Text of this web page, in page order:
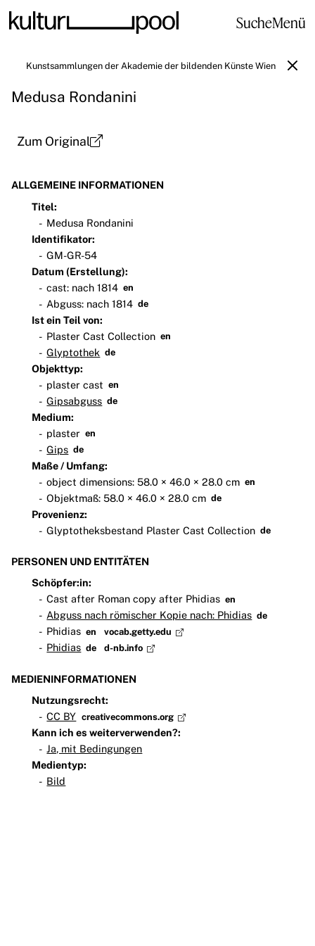
SucheMenü
Kunstsammlungen der Akademie der bildenden Künste Wien
Medusa Rondanini
Zum Original
ALLGEMEINE INFORMATIONEN
Titel:
Medusa Rondanini
Identifikator:
GM-GR-54
Datum (Erstellung):
cast: nach 1814 en
Abguss: nach 1814 de
Ist ein Teil von:
Plaster Cast Collection en
Glyptothek de
Objekttyp:
plaster cast en
Gipsabguss de
Medium:
plaster en
Gips de
Maße / Umfang:
object dimensions: 58.0 × 46.0 × 28.0 cm en
Objektmaß: 58.0 × 46.0 × 28.0 cm de
Provenienz:
Glyptotheksbestand Plaster Cast Collection de
PERSONEN UND ENTITÄTEN
Schöpfer:in:
Cast after Roman copy after Phidias en
Abguss nach römischer Kopie nach: Phidias de
Phidias en vocab.getty.edu
Phidias de d-nb.info
MEDIENINFORMATIONEN
Nutzungsrecht:
CC BY creativecommons.org
Kann ich es weiterverwenden?:
Ja, mit Bedingungen
Medientyp:
Bild